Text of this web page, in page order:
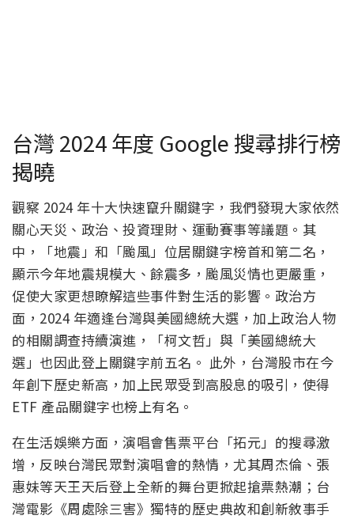
台灣 2024 年度 Google 搜尋排行榜
揭曉
觀察 2024 年十大快速竄升關鍵字，我們發現大家依然
關心天災、政治、 投資理財、運動賽事等議題。其
中，「地震」和「颱風」 位居關鍵字榜首和第二名，
顯示今年地震規模大、餘震多， 颱風災情也更嚴重，
促使大家更想瞭解這些事件對生活的影響。 政治方
面，2024 年適逢台灣與美國總統大選，加上政治人物
的相關調查持續演進，「柯文哲」與「美國總統大
選」也因此登上關鍵字前五名。 此外，台灣股市在今
年創下歷史新高，加上民眾受到高股息的吸引， 使得
ETF 產品關鍵字也榜上有名。
在生活娛樂方面，演唱會售票平台「拓元」的搜尋激
增， 反映台灣民眾對演唱會的熱情，尤其周杰倫、 張
惠妹等天王天后登上全新的舞台更掀起搶票熱潮；台
灣電影《周處除三害》獨特的歷史典故和創新敘事手